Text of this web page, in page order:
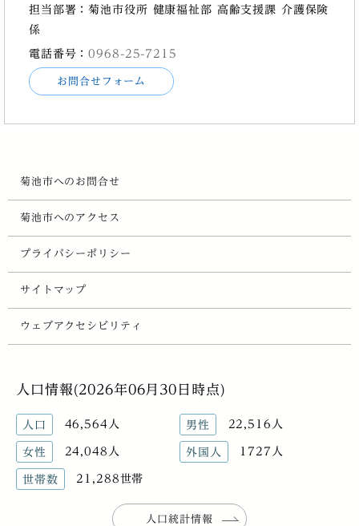
担当部署：菊池市役所 健康福祉部 高齢支援課 介護保険
係
電話番号：0968-25-7215
お問合せフォーム
菊池市へのお問合せ
菊池市へのアクセス
プライバシーポリシー
サイトマップ
ウェブアクセシビリティ
人口情報(2026年06月30日時点)
人口 46,564人 男性 22,516人
女性 24,048人 外国人 1727人
世帯数 21,288世帯
人口統計情報